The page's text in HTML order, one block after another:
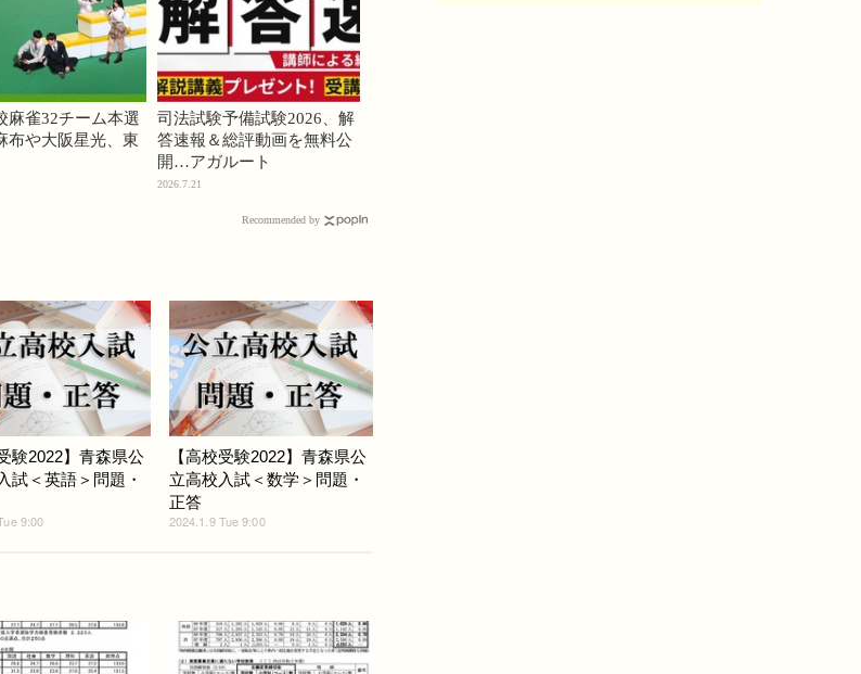
麻雀32チーム本選
布や大阪星光、東
司法試験予備試験2026、解
答速報＆総評動画を無料公
開…アガルート
2026.7.21
Recommended by
験2022】青森県公
試＜英語＞問題・
9:00
【高校受験2022】青森県公
立高校入試＜数学＞問題・
正答
2024.1.9 Tue 9:00